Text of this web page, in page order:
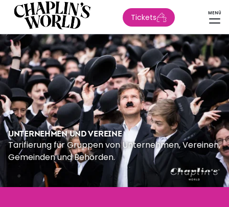
Tickets MENÜ
UNTERNEHMEN UND VEREINE
Tarifierung für Gruppen von Unternehmen, Vereinen,
Gemeinden und Behörden.